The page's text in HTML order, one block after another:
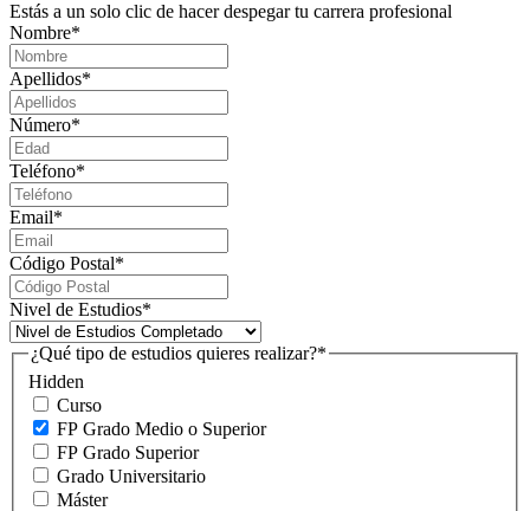
Estás a un solo clic de hacer despegar tu carrera profesional
Nombre*
Apellidos*
Número*
Teléfono*
Email*
Código Postal*
Nivel de Estudios*
Hidden
¿Qué tipo de estudios quieres realizar?*
Curso
FP Grado Medio o Superior
FP Grado Superior
Grado Universitario
Máster